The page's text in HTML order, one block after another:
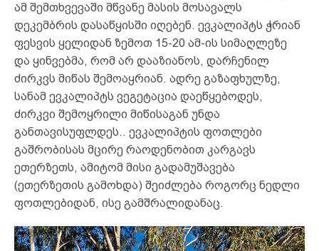
ამ შემთხვევაში მწვანე მასის მოსავალს
დეკემბრის დასაწყისში იღებენ. ევკალიპტს ჭრიან
ფესვის ყელიდან ზემოთ 15-20 ამ-ის სიმაღლეზე
და ყინვებმა, რომ არ დააზიანოს, დარჩენილ
ძირკვს მიწას შემოაყრიან. ადრე გაზაფხულზე,
სანამ ევკალიპტს ვეგეტაცია დაეწყებოდეს,
ძირკვი შემოყრილი მიწისაგან უნდა
განთავისუფლდეს.. ევკალიპტის ფოთლები
გაშრობისას მცირე რაოდენობით კარგავს
ეთერზეთს, ამიტომ მისი გადამუშავება
(ეთერზეთის გამოხდა) შეიძლება როგორც ნედლი
ფოთლებიდან, ისე გამშრალიდანაც.